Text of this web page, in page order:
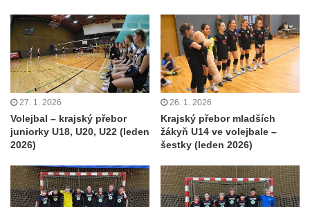
27. 1. 2026
Volejbal – krajský přebor
juniorky U18, U20, U22 (leden
2026)
26. 1. 2026
Krajský přebor mladších
žákyň U14 ve volejbale –
šestky (leden 2026)